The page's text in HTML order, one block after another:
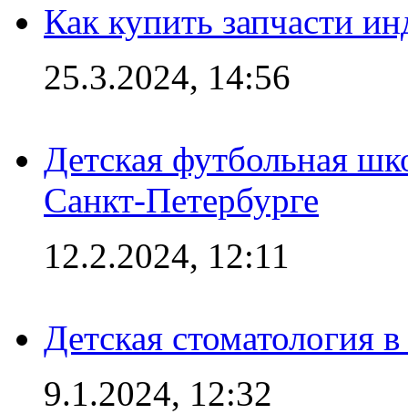
Как купить запчасти
25.3.2024, 14:56
Детская футбольная
Санкт-Петербурге
12.2.2024, 12:11
Детская стоматология
9.1.2024, 12:32